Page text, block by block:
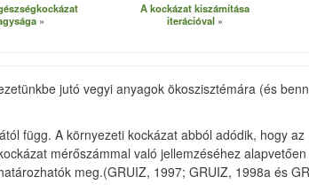
A kockázat kiszámítása
iterációval
jutó vegyi anyagok ökoszisztémára (és
függ. A környezeti kockázat abból adódik, hogy az
mérőszámmal való jellemzéséhez
meg.(GRUIZ, 1997; GRUIZ, 1998a és